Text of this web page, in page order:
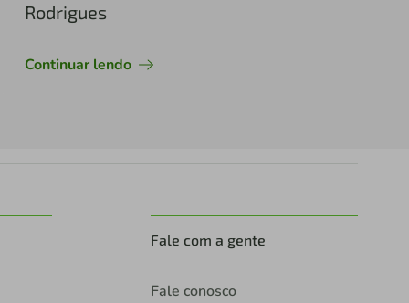
Rodrigues
Continuar lendo
Fale com a gente
Fale conosco